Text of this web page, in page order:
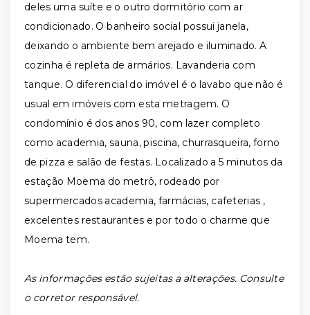
deles uma suíte e o outro dormitório com ar
condicionado. O banheiro social possui janela,
deixando o ambiente bem arejado e iluminado. A
cozinha é repleta de armários. Lavanderia com
tanque. O diferencial do imóvel é o lavabo que não é
usual em imóveis com esta metragem. O
condomínio é dos anos 90, com lazer completo
como academia, sauna, piscina, churrasqueira, forno
de pizza e salão de festas. Localizado a 5 minutos da
estação Moema do metrô, rodeado por
supermercados academia, farmácias, cafeterias ,
excelentes restaurantes e por todo o charme que
Moema tem.
As informações estão sujeitas a alterações. Consulte
o corretor responsável.